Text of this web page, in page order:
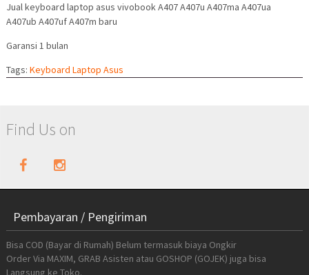
Jual keyboard laptop asus vivobook A407 A407u A407ma A407ua
A407ub A407uf A407m baru
Garansi 1 bulan
Tags: Keyboard Laptop Asus
Find Us on
Pembayaran / Pengiriman
Bisa COD (Bayar di Rumah) Belum termasuk biaya Ongkir
Order Via MAXIM, GRAB Asisten atau GOSHOP (GOJEK) juga bisa
Langsung ke Toko.